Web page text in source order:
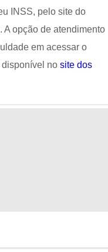
INSS, pelo site do
A opção de atendimento
em acessar o
disponível nosite dos